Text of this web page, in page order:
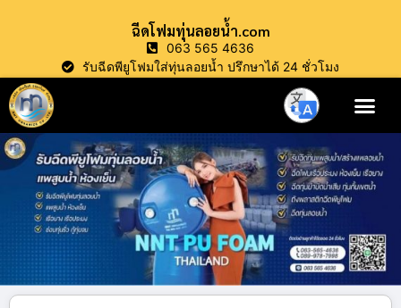
ฉีดโฟมทุ่นลอยน้ำ.com
063 565 4636
รับฉีดพียูโฟมใส่ทุ่นลอยน้ำ ปรึกษาได้ 24 ชั่วโมง